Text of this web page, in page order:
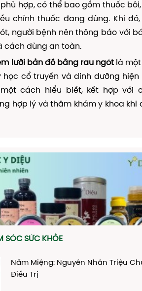
hợp, có thể bao gồm thuốc
chỉnh thuốc đang dùng. Khi
người bệnh nên thông báo với
cách dùng an toàn.
lưỡi bản đồ bằng rau ngót là
cổ truyền và dinh dưỡng hiện
cách hiểu biết, kết hợp với
hợp lý và thăm khám y khoa khi
SÓC SỨC KHỎE
Nấm Miệng: Nguyên Nhân Triệu
Điều Trị